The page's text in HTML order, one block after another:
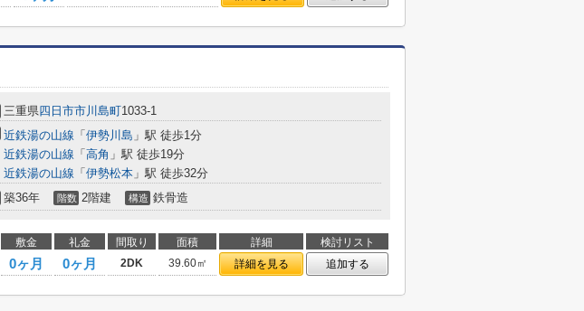
三重県四日市市川島町1033-1
近鉄湯の山線 「 伊勢川島 」駅 徒歩1分
近鉄湯の山線 「 高角 」駅 徒歩19分
近鉄湯の山線 「 伊勢松本 」駅 徒歩32分
築36年 階数 2階建 構造 鉄骨造
敷金 礼金 間取り 面積 詳細
検討リスト
0ヶ月 0ヶ月 2DK 39.60㎡ 詳細を見る 追加する